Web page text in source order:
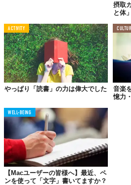
ほんの数分でも読書をすることで、約
消されたいう研究事例もあるんだそう
緩し、心拍数も落ちるという考えです。
摂取
と体
ACTIVITY
やっぱり「読書」の力は偉大でした
音楽
憶力
WELL-BEING
【Macユーザーの皆様へ】最近、ペ
ンを使って「文字」書いてますか？